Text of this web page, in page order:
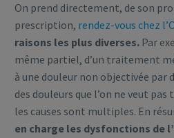
On prend directement, de son
prescription, rendez-vous chez
raisons les plus diverses. Par
même partiel, d’un traitement
à une douleur non objectivée par
des douleurs que l’on ne veut
les causes sont multiples. En
en charge les dysfonctions de